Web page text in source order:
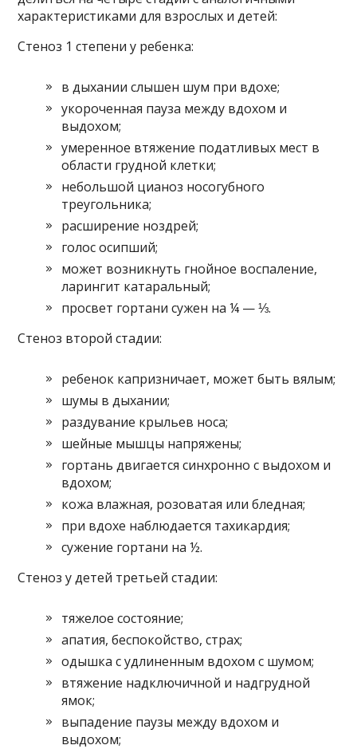
характеристиками для взрослых и детей:
Стеноз 1 степени у ребенка:
в дыхании слышен шум при вдохе;
укороченная пауза между вдохом и
выдохом;
умеренное втяжение податливых мест в
области грудной клетки;
небольшой цианоз носогубного
треугольника;
расширение ноздрей;
голос осипший;
может возникнуть гнойное воспаление,
ларингит катаральный;
просвет гортани сужен на ¼ — ⅓.
Стеноз второй стадии:
ребенок капризничает, может быть вялым;
шумы в дыхании;
раздувание крыльев носа;
шейные мышцы напряжены;
гортань двигается синхронно с выдохом и
вдохом;
кожа влажная, розоватая или бледная;
при вдохе наблюдается тахикардия;
сужение гортани на ½.
Стеноз у детей третьей стадии:
тяжелое состояние;
апатия, беспокойство, страх;
одышка с удлиненным вдохом с шумом;
втяжение надключичной и надгрудной
ямок;
выпадение паузы между вдохом и
выдохом;